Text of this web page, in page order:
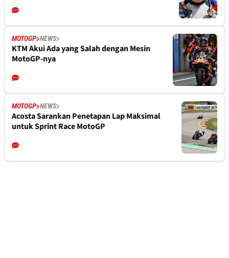
MOTOGP NEWS
KTM Akui Ada yang Salah dengan Mesin
MotoGP-nya
MOTOGP NEWS
Acosta Sarankan Penetapan Lap Maksimal
untuk Sprint Race MotoGP